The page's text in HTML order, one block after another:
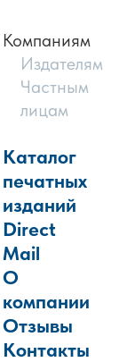
Компаниям
Издателям
Частным
лицам
Каталог
печатных
изданий
Direct
Mail
О
компании
Отзывы
Контакты